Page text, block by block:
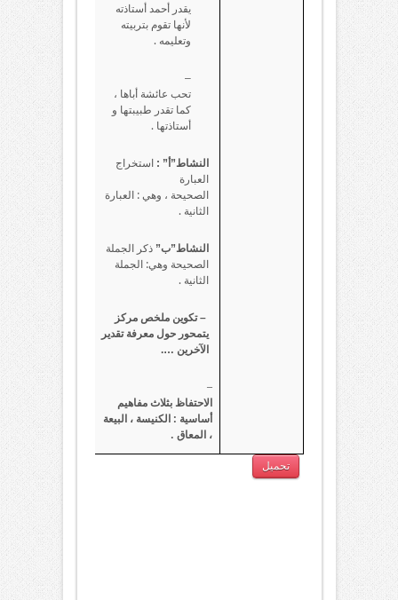
يقدر أحمد أستاذته
لأنها تقوم بتربيته
وتعليمه .
–
تحب عائشة أباها ،
كما تقدر طبيبتها و
أستاذتها .
النشاط”أ” : استخراج
العبارة
الصحيحة ، وهي : العبارة
الثانية .
النشاط”ب” ذكر الجملة
الصحيحة وهي: الجملة
الثانية .
– تكوين ملخص مركز
يتمحور حول معرفة تقدير
الآخرين ….
–
الاحتفاظ بثلاث مفاهيم
أساسية : الكنيسة ، البيعة
، المعاق .
تحميل